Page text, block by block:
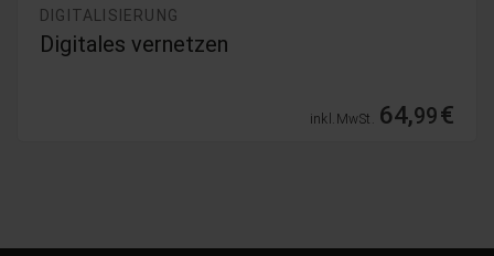
DIGITALISIERUNG
Digitales vernetzen
inkl. MwSt. 64,99€